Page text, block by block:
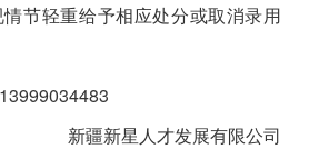
节轻重给予相应处分或取消录用
新疆新星人才发展有限公司